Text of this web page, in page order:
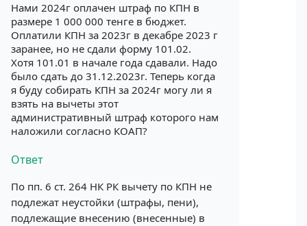
Нами 2024г оплачен штраф по КПН в
размере 1 000 000 тенге в бюджет.
Оплатили КПН за 2023г в декабре 2023 г
заранее, но не сдали форму 101.02.
Хотя 101.01 в начале года сдавали. Надо
было сдать до 31.12.2023г. Теперь когда
я буду собирать КПН за 2024г могу ли я
взять на вычеты этот
административный штраф которого нам
наложили согласно КОАП?
Ответ
По пп. 6 ст. 264 НК РК вычету по КПН не
подлежат неустойки (штрафы, пени),
подлежащие внесению (внесенные) в